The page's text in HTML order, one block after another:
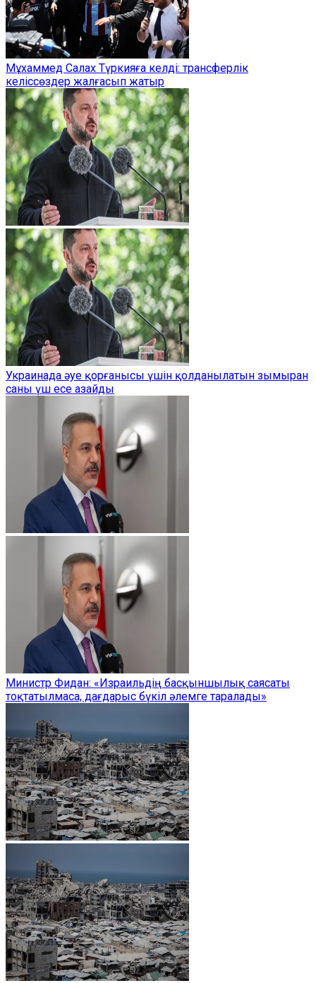
Мұхаммед Салах Түркияға келді: трансферлік
келіссөздер жалғасып жатыр
Украинада әуе қорғанысы үшін қолданылатын зымыран
саны үш есе азайды
Министр Фидан: «Израильдің басқыншылық саясаты
тоқтатылмаса, дағдарыс бүкіл әлемге таралады»